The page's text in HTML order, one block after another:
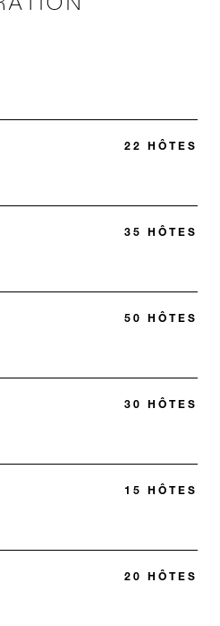
22 HÔTES
35 HÔTES
50 HÔTES
30 HÔTES
15 HÔTES
20 HÔTES